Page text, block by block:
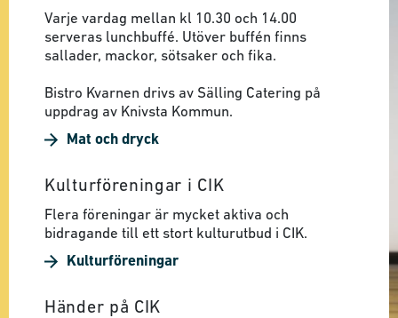
Varje vardag mellan kl 10.30 och 14.00
serveras lunchbuffé. Utöver buffén finns
sallader, mackor, sötsaker och fika.
Bistro Kvarnen drivs av Sälling Catering på
uppdrag av Knivsta Kommun.
Mat och dryck
Kulturföreningar i CIK
Flera föreningar är mycket aktiva och
bidragande till ett stort kulturutbud i CIK.
Kulturföreningar
Händer på CIK